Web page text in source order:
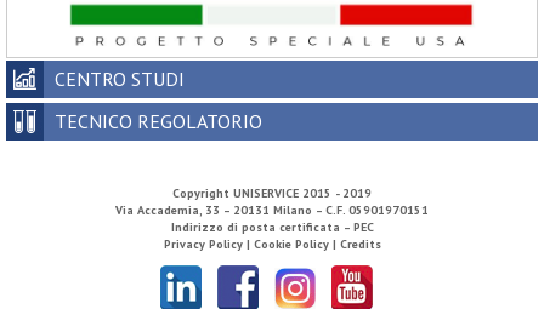
CENTRO STUDI
TECNICO REGOLATORIO
Copyright UNISERVICE 2015 - 2019
Via Accademia, 33 – 20131 Milano – C.F. 05901970151
Indirizzo di posta certificata – PEC
Privacy Policy | Cookie Policy | Credits